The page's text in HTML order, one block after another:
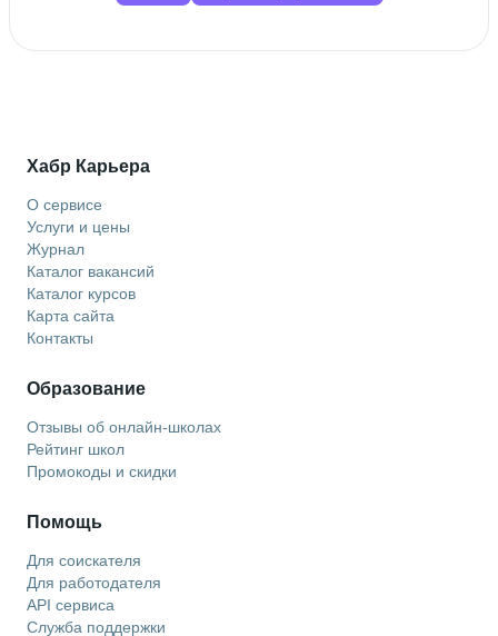
Хабр Карьера
О сервисе
Услуги и цены
Журнал
Каталог вакансий
Каталог курсов
Карта сайта
Контакты
Образование
Отзывы об онлайн-школах
Рейтинг школ
Промокоды и скидки
Помощь
Для соискателя
Для работодателя
API сервиса
Служба поддержки